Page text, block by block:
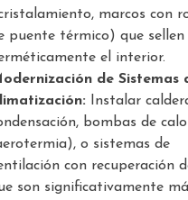
marcos con
puente térmico) que sellen
el interior.
de Sistemas
Instalar
bombas de
o sistemas de
con recuperación
son significativamente